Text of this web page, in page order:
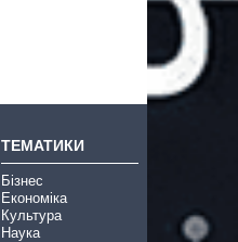
ТЕМАТИКИ
Бізнес
Економіка
Культура
Наука